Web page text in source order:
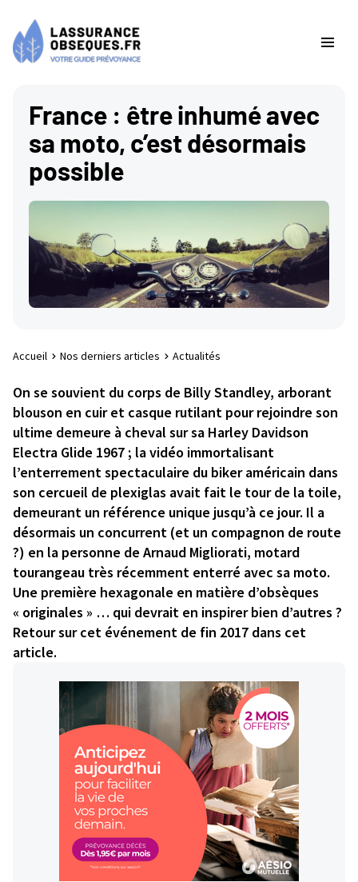
France : être inhumé avec
sa moto, c’est désormais
possible
Accueil Nos derniers articles Actualités
On se souvient du corps de Billy Standley, arborant
blouson en cuir et casque rutilant pour rejoindre son
ultime demeure à cheval sur sa Harley Davidson
Electra Glide 1967 ; la vidéo immortalisant
l’enterrement spectaculaire du biker américain dans
son cercueil de plexiglas avait fait le tour de la toile,
demeurant un référence unique jusqu’à ce jour. Il a
désormais un concurrent (et un compagnon de route
?) en la personne de Arnaud Migliorati, motard
tourangeau très récemment enterré avec sa moto.
Une première hexagonale en matière d’obsèques
« originales » … qui devrait en inspirer bien d’autres ?
Retour sur cet événement de fin 2017 dans cet
article.